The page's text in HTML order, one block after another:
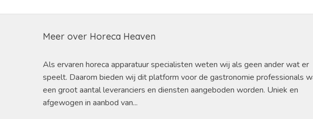
Meer over Horeca Heaven
Als ervaren horeca apparatuur specialisten weten wij als geen ander wat er
speelt. Daarom bieden wij dit platform voor de gastronomie professionals
een groot aantal leveranciers en diensten aangeboden worden. Uniek en
afgewogen in aanbod van...